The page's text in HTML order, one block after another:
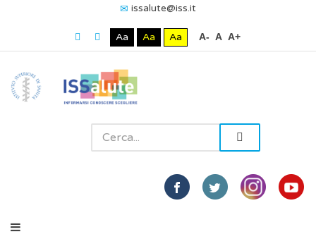
issalute@iss.it
Aa Aa Aa A- A A+